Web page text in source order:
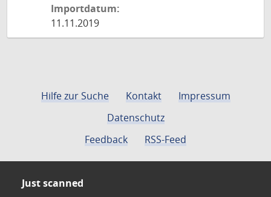
Importdatum:
11.11.2019
Hilfe zur Suche Kontakt
Impressum
Datenschutz
Feedback
RSS-Feed
Just scanned